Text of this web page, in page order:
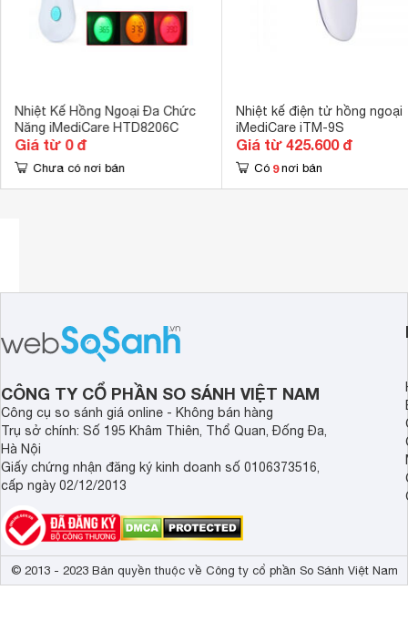
Hình ảnh nhiệt kế điện tử iMediCare iTM 8F
Nhiệt kế iMediCare iTM 8F bao gồm các chức năng:
Đo nhiệt độ cơ thể qua trán, tai
Đo nhiệt độ phòng và bề mặt vật thể
Đo nhiệt độ không cần tiếp xúc
Nhiệt Kế Hồng Ngoại Đa Chức
Năng iMediCare HTD8206C
Giá từ 0 đ
Chưa có nơi bán
Nhiệt kế điện tử hồng ngoại
iMediCare iTM-9S
Giá từ 425.600 đ
Có 9 nơi bán
CÔNG TY CỔ PHẦN SO SÁNH VIỆT NAM
Công cụ so sánh giá online - Không bán hàng
Trụ sở chính: Số 195 Khâm Thiên, Thổ Quan, Đống Đa,
Hà Nội
Giấy chứng nhận đăng ký kinh doanh số 0106373516,
cấp ngày 02/12/2013
© 2013 - 2023 Bản quyền thuộc về Công ty cổ phần So Sánh Việt Nam